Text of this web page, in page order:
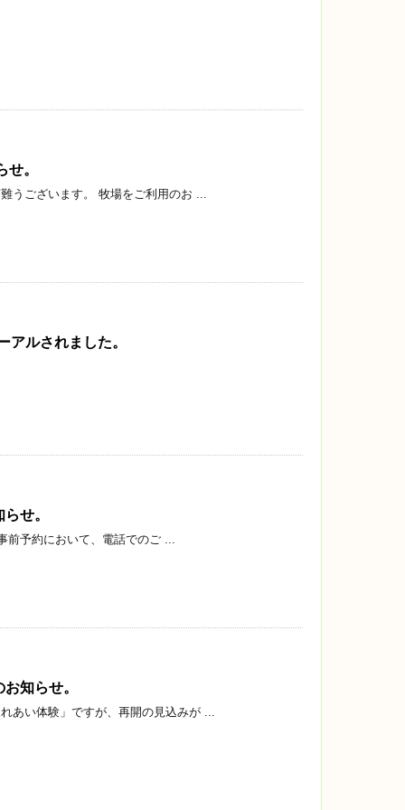
。
うございます。 牧場をご利用のお ...
アルされました。
せ。
前予約において、電話でのご ...
知らせ。
あい体験」ですが、再開の見込みが ...